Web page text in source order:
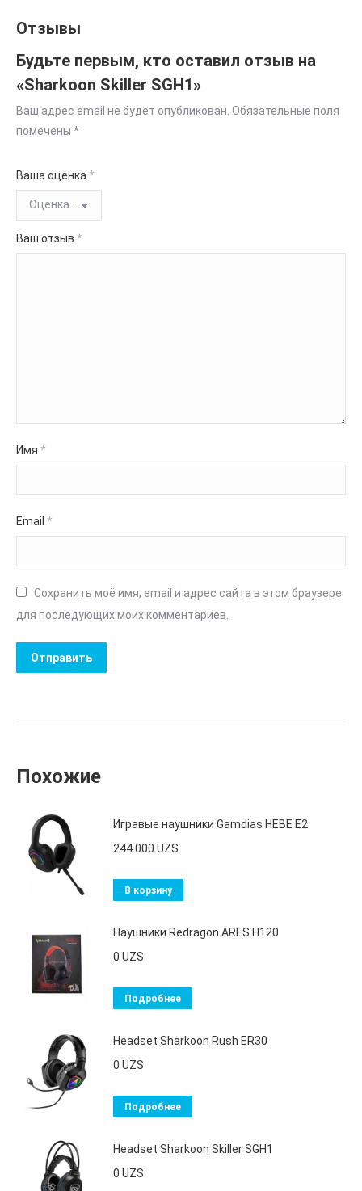
Отзывы
Будьте первым, кто оставил отзыв на
«Sharkoon Skiller SGH1»
Ваш адрес email не будет опубликован. Обязательные поля
помечены *
Ваша оценка *
Ваш отзыв *
Имя *
Email *
Сохранить моё имя, email и адрес сайта в этом браузере
для последующих моих комментариев.
Похожие
Игравые наушники Gamdias HEBE E2
244 000 UZS
В корзину
Наушники Redragon ARES H120
0 UZS
Подробнее
Headset Sharkoon Rush ER30
0 UZS
Подробнее
Headset Sharkoon Skiller SGH1
0 UZS